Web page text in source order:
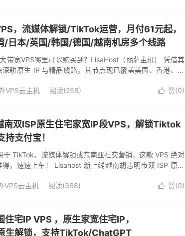
，流媒体解锁/TikTok运营，月付61元起，
/日本/英国/韩国/德国/越南机房多个线路
带宽VPS哪里可以购买到？LisaHost（丽萨主机） 凭借其
耕原生 IP 与精品线路，其节点现已覆盖美国、香港、新
 赞(0)
VPS云主机 阅读(258)
双ISP原生住宅家宽IP段VPS，解锁Tiktok
支付宝！
TikTok、流媒体解锁或东南亚社交营销，这款 VPS 绝对
，速速上车！ Lisahost 新上线越南胡志明市双 ISP 原生
 赞(0)
VPS云主机 阅读(368)
宅IP VPS ，原生家宽住宅IP，
解锁，支持TikTok/ChatGPT